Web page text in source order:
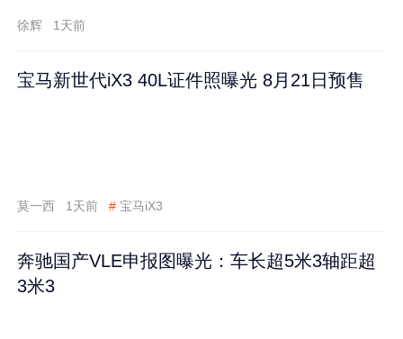
徐辉 1天前
宝马新世代iX3 40L证件照曝光 8月21日预售
莫一西 1天前 # 宝马iX3
奔驰国产VLE申报图曝光：车长超5米3轴距超
3米3